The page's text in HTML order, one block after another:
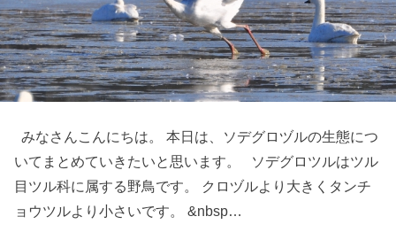
みなさんこんにちは。 本日は、ソデグロヅルの生態につ
いてまとめていきたいと思います。 ソデグロツルはツル
目ツル科に属する野鳥です。 クロヅルより大きくタンチ
ョウツルより小さいです。 &nbsp…